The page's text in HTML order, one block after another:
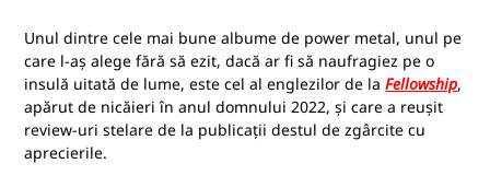
Unul dintre cele mai bune albume de power metal, unul pe
care l-aș alege fără să ezit, dacă ar fi să naufragiez pe o
insulă uitată de lume, este cel al englezilor de laFellowship,
apărut de nicăieri în anul domnului 2022, și care a reușit
review-uri stelare de la publicații destul de zgârcite cu
aprecierile.